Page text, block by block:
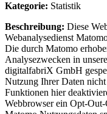
Kategorie: Statistik
Beschreibung: Diese
Webanalysedienst
Die durch Matomo
Analysezwecken in
digitalfabriX GmbH
Nutzung Ihrer Daten
Funktionen hier
Webbrowser ein Opt-